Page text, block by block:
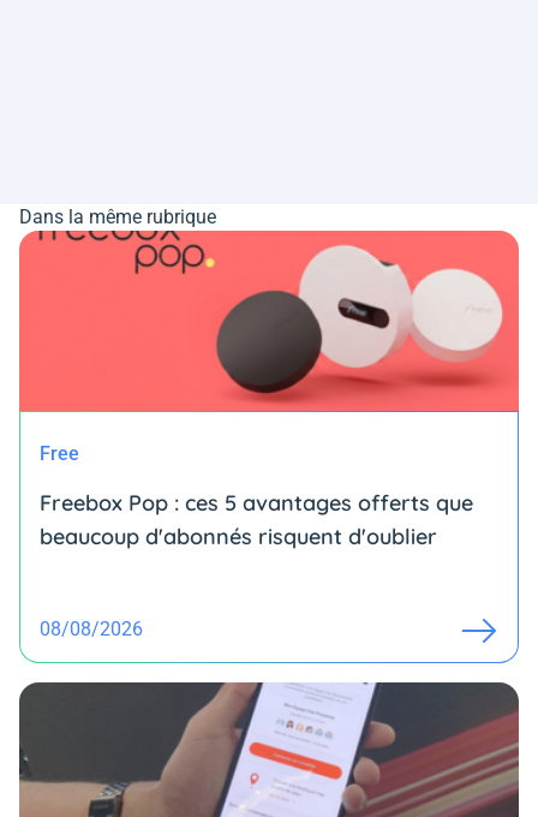
Dans la même rubrique
Free
Freebox Pop : ces 5 avantages offerts que
beaucoup d'abonnés risquent d'oublier
08/08/2026